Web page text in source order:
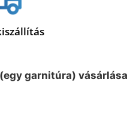
garnitúra) vásárlása